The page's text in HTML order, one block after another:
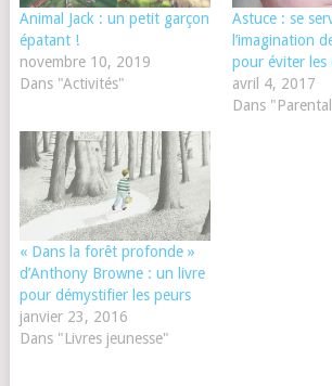
Animal Jack : un petit garçon
épatant !
novembre 10, 2019
Dans "Activités"
Astuce : se
l’imagination
pour éviter les
avril 4, 2017
Dans
« Dans la forêt profonde »
d’Anthony Browne : un livre
pour démystifier les peurs
janvier 23, 2016
Dans "Livres jeunesse"